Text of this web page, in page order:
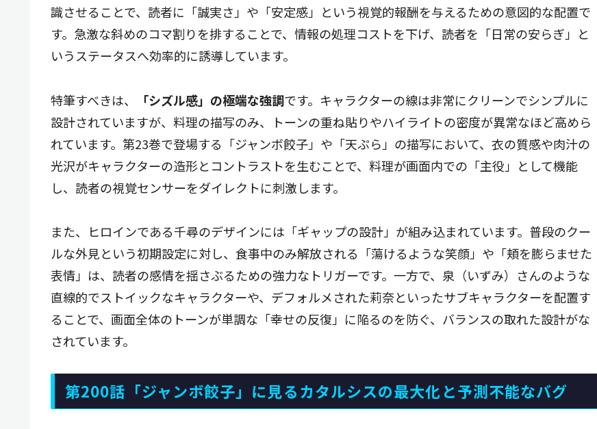
識させることで、読者に「誠実さ」や「安定感」という視覚的報酬を与えるための意図的な配置で
す。急激な斜めのコマ割りを排することで、情報の処理コストを下げ、読者を「日常の安らぎ」と
いうステータスへ効率的に誘導しています。
特筆すべきは、 「シズル感」の極端な強調です。キャラクターの線は非常にクリーンでシンプルに
設計されていますが、料理の描写のみ、トーンの重ね貼りやハイライトの密度が異常なほど高めら
れています。第23巻で登場する「ジャンボ餃子」や「天ぷら」の描写において、衣の質感や肉汁の
光沢がキャラクターの造形とコントラストを生むことで、料理が画面内での「主役」として機能
し、読者の視覚センサーをダイレクトに刺激します。
また、ヒロインである千尋のデザインには「ギャップの設計」が組み込まれています。普段のクー
ルな外見という初期設定に対し、食事中のみ解放される「蕩けるような笑顔」や「頬を膨らませた
表情」は、読者の感情を揺さぶるための強力なトリガーです。一方で、泉（いずみ）さんのような
直線的でストイックなキャラクターや、デフォルメされた莉奈といったサブキャラクターを配置す
ることで、画面全体のトーンが単調な「幸せの反復」に陥るのを防ぐ、バランスの取れた設計がな
されています。
第200話「ジャンボ餃子」に見るカタルシスの最大化と予測不能なバグ